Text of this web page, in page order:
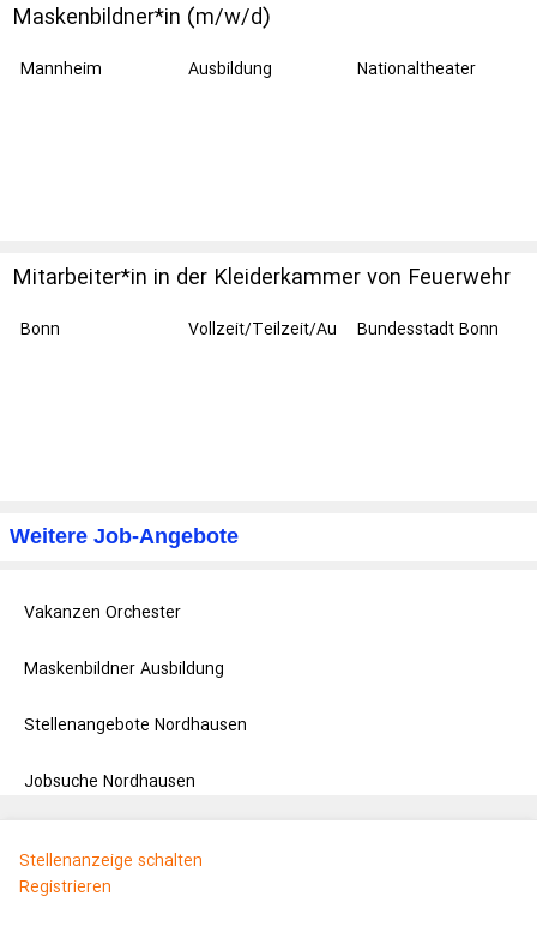
Maskenbildner*in (m/w/d)
Mannheim Ausbildung
Nationaltheater
Mitarbeiter*in in der Kleiderkammer von Feuerwehr
Bonn
Vollzeit/Teilzeit/Au
Bundesstadt Bonn
Weitere Job-Angebote
Vakanzen Orchester
Maskenbildner Ausbildung
Stellenangebote Nordhausen
Jobsuche Nordhausen
Stellenanzeige schalten
Registrieren